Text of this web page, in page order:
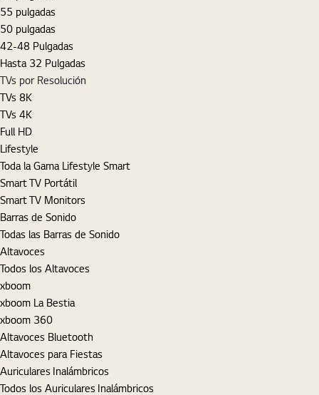
55 pulgadas
50 pulgadas
42-48 Pulgadas
Hasta 32 Pulgadas
TVs por Resolución
TVs 8K
TVs 4K
Full HD
Lifestyle
Toda la Gama Lifestyle Smart
Smart TV Portátil
Smart TV Monitors
Barras de Sonido
Todas las Barras de Sonido
Altavoces
Todos los Altavoces
xboom
xboom La Bestia
xboom 360
Altavoces Bluetooth
Altavoces para Fiestas
Auriculares Inalámbricos
Todos los Auriculares Inalámbricos